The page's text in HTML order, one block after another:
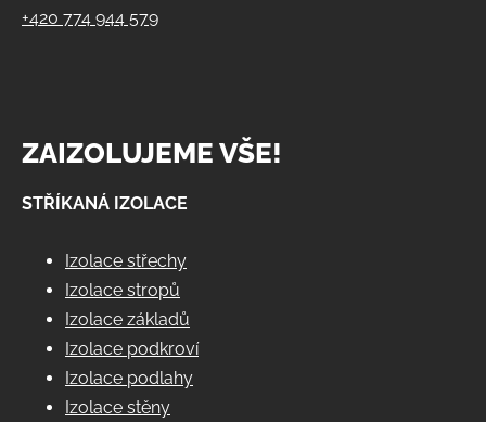
+420 774 944 579
ZAIZOLUJEME VŠE!
STŘÍKANÁ IZOLACE
Izolace střechy
Izolace stropů
Izolace základů
Izolace podkroví
Izolace podlahy
Izolace stěny